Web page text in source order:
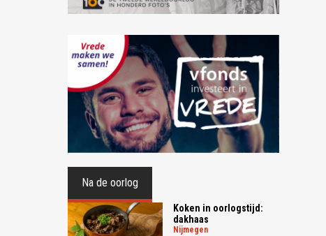
Na de oorlog
Koken in oorlogstijd:
dakhaas
nijmegen